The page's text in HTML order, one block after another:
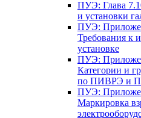
ПУЭ: Глава
и установки
ПУЭ:
Требования к
установке
ПУЭ:
Категории и
по ПИВРЭ и
ПУЭ:
Маркировка